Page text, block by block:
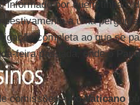
informado por quem tinha o
a uma
completa ao que se
feira passada, onde o
Papa
comissões – noVaticanoou